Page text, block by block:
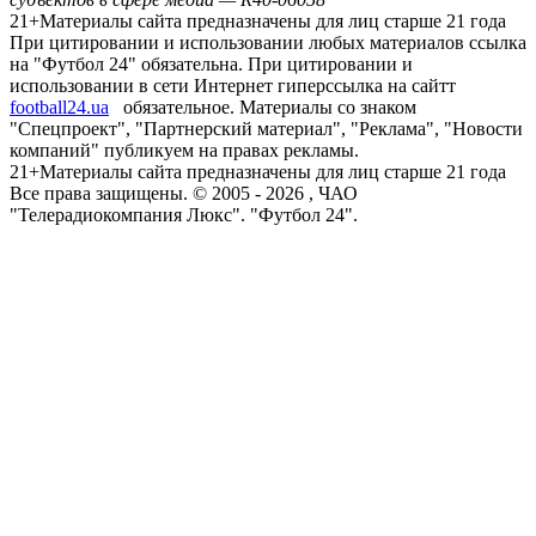
21+Материалы сайта предназначены для лиц старше 21 года
При цитировании и использовании любых материалов ссылка
на "Футбол 24" обязательна. При цитировании и
использовании в сети Интернет гиперссылка на сайтт
football24.ua
обязательное. Материалы со знаком
"Спецпроект", "Партнерский материал", "Реклама", "Новости
компаний" публикуем на правах рекламы.
21+Материалы сайта предназначены для лиц старше 21 года
Все права защищены. © 2005 - 2026 , ЧАО
"Телерадиокомпания Люкс". "Футбол 24".